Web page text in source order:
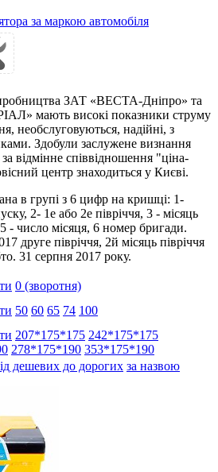
за маркою автомобіля
ЗАТ «ВЕСТА-Дніпро» та
мають високі показники струму
необслуговуються, надійні, з
Здобули заслужене визнання
відмінне співвідношення "ціна-
центр знаходиться у Києві.
в групі з 6 цифр на кришці: 1-
2- 1е або 2е півріччя, 3 - місяць
- число місяця, 6 номер бригади.
друге півріччя, 2й місяць півріччя
31 серпня 2017 року.
0 (зворотня)
50 60 65 74 100
207*175*175 242*175*175
278*175*190 353*175*190
дешевих до дорогих за назвою